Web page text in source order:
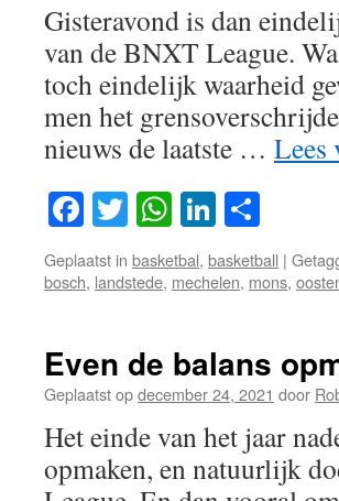
Gisteravond is dan
van de BNXT League.
toch eindelijk waarheid
men het
nieuws de laatste … Lees
Facebook
TwitterWhatsApp
LinkedIn
Geplaatst in basketbal, basketball |
bosch, landstede, mechelen, mons,
Even de balans
Geplaatst opdecember 24, 2021 door
Het einde van het jaar
opmaken, en natuurlijk